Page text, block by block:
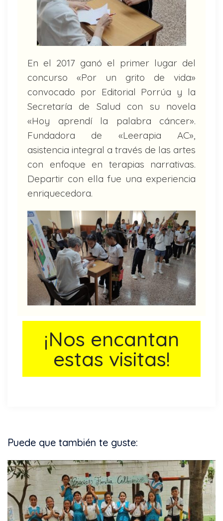
En el 2017 ganó el primer lugar del
concurso «Por un grito de vida»
convocado por Editorial Porrúa y la
Secretaría de Salud con su novela
«Hoy aprendí la palabra cáncer».
Fundadora de «Leerapia AC»,
asistencia integral a través de las artes
con enfoque en terapias narrativas.
Departir con ella fue una experiencia
enriquecedora.
¡Nos encantan
estas visitas!
Puede que también te guste: